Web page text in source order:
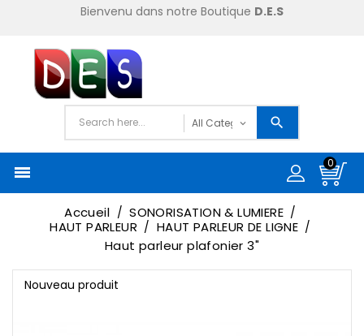
Bienvenu dans notre Boutique D.E.S

0
Accueil
SONORISATION & LUMIERE
HAUT PARLEUR
HAUT PARLEUR DE LIGNE
Haut parleur plafonier 3"
Nouveau produit